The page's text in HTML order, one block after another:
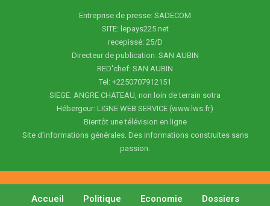
Entreprise de presse: SADECOM
SITE: lepays225.net
recepissé: 25/D
Directeur de publication: SAN AUBIN
RED'chef: SAN AUBIN
Tel: +2250707912151
SIEGE: ANGRE CHATEAU, non loin de terrain sotra
Hébergeur: LIGNE WEB SERVICE (www.lws.fr)
Bientôt une télévision en ligne
Site d'informations générales. Des informations construites sans
passion.
Accueil Politique Economie Dossiers